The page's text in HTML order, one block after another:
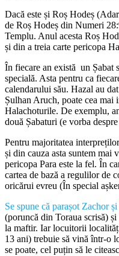
Dacă este și Roș Hodeș
de Roș Hodeș din Numeri
Templu. Anul acesta Roș
și din a treia carte pericopa
În fiecare an există un Șabat
specială. Asta pentru ca
calendarului său. Hazal au
Șulhan Aruch, poate cea mai
Halachoturile. De exemplu,
două Șabaturi (e vorba
Pentru majoritatea
și din cauza asta suntem
pericopa Para este la fel. În
cartea de bază a regulilor de
oricărui evreu (În special
Se spune că parașot Zachor
(poruncă din Toraua scrisă)
la maftir. Iar locuitorii
13 ani) trebuie să vină într-o
se poate, cel puțin să le